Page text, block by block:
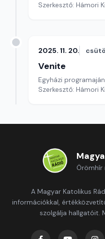
Szerkesztő: Hámori
2025. 11. 20.
Venite
Egyházi
Szerkesztő: Hámori
Örömhír
A Magyar Katolikus
információkkal,
szolgálja hallgatóit.